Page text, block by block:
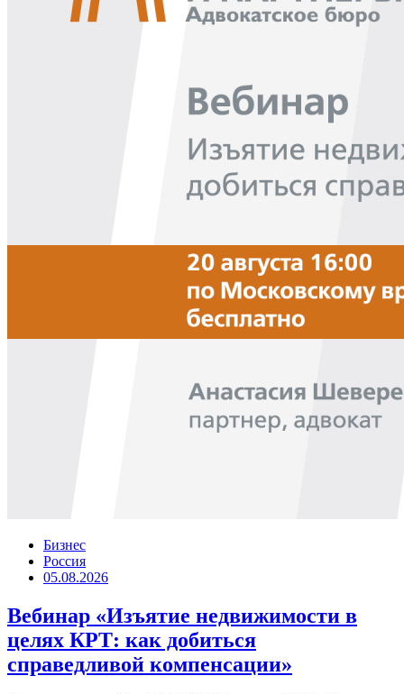
Бизнес
Россия
05.08.2026
Вебинар «Изъятие недвижимости в
целях КРТ: как добиться
справедливой компенсации»